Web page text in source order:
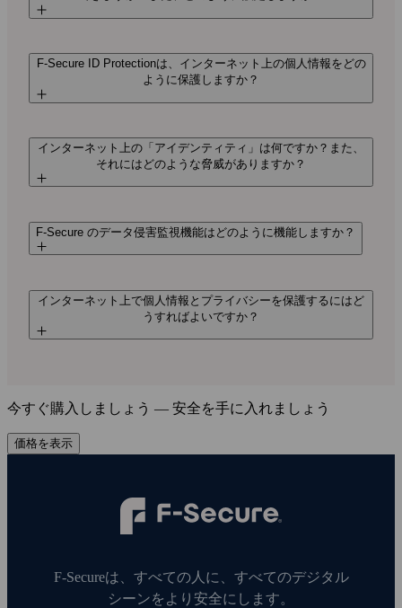
F‑Secure ID Protectionは、インターネット上の個人情報をどの
ように保護しますか？
インターネット上の「アイデンティティ」は何ですか？また、
それにはどのような脅威がありますか？
F‑Secure のデータ侵害監視機能はどのように機能しますか？
インターネット上で個人情報とプライバシーを保護するにはど
うすればよいですか？
今すぐ購入しましょう — 安全を手に入れましょう
価格を表示
F‑Secureは、すべての人に、すべてのデジタル
シーンをより安全にします。